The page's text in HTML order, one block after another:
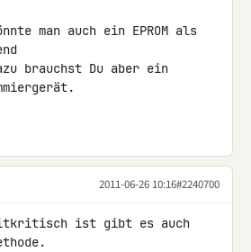
man auch ein EPROM als
brauchst Du aber ein
2011-06-26 10:16#2240700
ist gibt es auch